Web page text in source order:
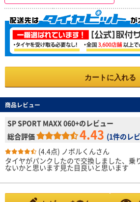
カートに入れる
商品レビュー
SP SPORT MAXX 060+のレビュー
総合評価
4.43 (1件のレ
(4.4点) ノボルくんさん
タイヤがパンクしたので交換しました、乗
ないかと思います見た目良いと思います